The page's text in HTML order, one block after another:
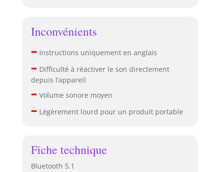
Inconvénients
– Instructions uniquement en anglais
– Difficulté à réactiver le son directement
depuis l’appareil
– Volume sonore moyen
– Légèrement lourd pour un produit portable
Fiche technique
Bluetooth 5.1